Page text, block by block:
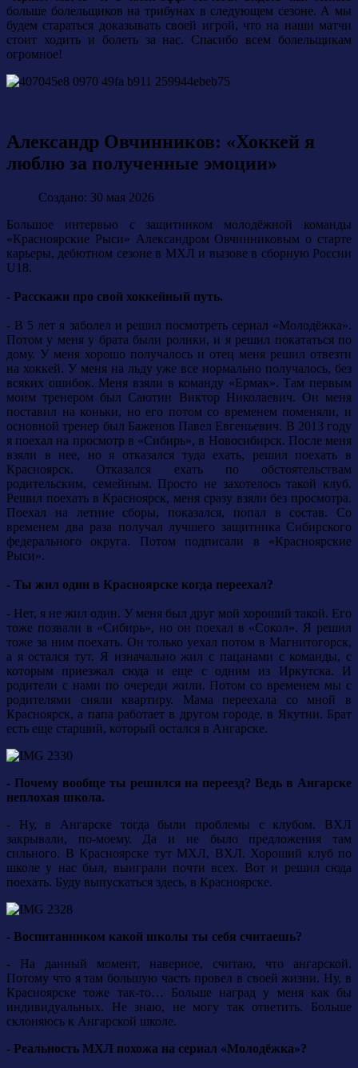
больше болельщиков на трибунах в следующем сезоне. А мы
будем стараться доказывать своей игрой, что на наши матчи
стоит ходить и болеть за нас. Спасибо всем болельщикам
огромное!
Александр Овчинников: «Хоккей я
люблю за полученные эмоции»
Создано: 30 мая 2026
Большое интервью с защитником молодёжной команды
«Красноярские Рыси» Александром Овчинниковым о старте
карьеры, дебютном сезоне в МХЛ и вызове в сборную России
U18.
- Расскажи про свой хоккейный путь.
- В 5 лет я заболел и решил посмотреть сериал «Молодёжка».
Потом у меня у брата были ролики, и я решил покататься по
дому. У меня хорошо получалось и отец меня решил отвезти
на хоккей. У меня на льду уже все нормально получалось, без
всяких ошибок. Меня взяли в команду «Ермак». Там первым
моим тренером был Саютин Виктор Николаевич. Он меня
поставил на коньки, но его потом со временем поменяли, и
основной тренер был Баженов Павел Евгеньевич. В 2013 году
я поехал на просмотр в «Сибирь», в Новосибирск. После меня
взяли в нее, но я отказался туда ехать, решил поехать в
Красноярск. Отказался ехать по обстоятельствам
родительским, семейным. Просто не захотелось такой клуб.
Решил поехать в Красноярск, меня сразу взяли без просмотра.
Поехал на летние сборы, показался, попал в состав. Со
временем два раза получал лучшего защитника Сибирского
федерального округа. Потом подписали в «Красноярские
Рыси».
- Ты жил один в Красноярске когда переехал?
- Нет, я не жил один. У меня был друг мой хороший такой. Его
тоже позвали в «Сибирь», но он поехал в «Сокол». Я решил
тоже за ним поехать. Он только уехал потом в Магнитогорск,
а я остался тут. Я изначально жил с пацанами с команды, с
которым приезжал сюда и еще с одним из Иркутска. И
родители с нами по очереди жили. Потом со временем мы с
родителями сняли квартиру. Мама переехала со мной в
Красноярск, а папа работает в другом городе, в Якутии. Брат
есть еще старший, который остался в Ангарске.
- Почему вообще ты решился на переезд? Ведь в Ангарске
неплохая школа.
- Ну, в Ангарске тогда были проблемы с клубом. ВХЛ
закрывали, по-моему. Да и не было предложения там
сильного. В Красноярске тут МХЛ, ВХЛ. Хороший клуб по
школе у нас был, выиграли почти всех. Вот и решил сюда
поехать. Буду выпускаться здесь, в Красноярске.
- Воспитанником какой школы ты себя считаешь?
- На данный момент, наверное, считаю, что ангарской.
Потому что я там большую часть провел в своей жизни. Ну, в
Красноярске тоже так-то… Больше наград у меня как бы
индивидуальных. Не знаю, не могу так ответить. Больше
склоняюсь к Ангарской школе.
- Реальность МХЛ похожа на сериал «Молодёжка»?